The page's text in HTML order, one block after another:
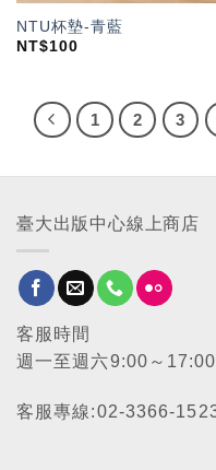
NTU杯墊-青藍
NT$100
1 2 3
臺大出版中心線上商店
客服時間
週一至週六9:00～
客服專線:02-3366-